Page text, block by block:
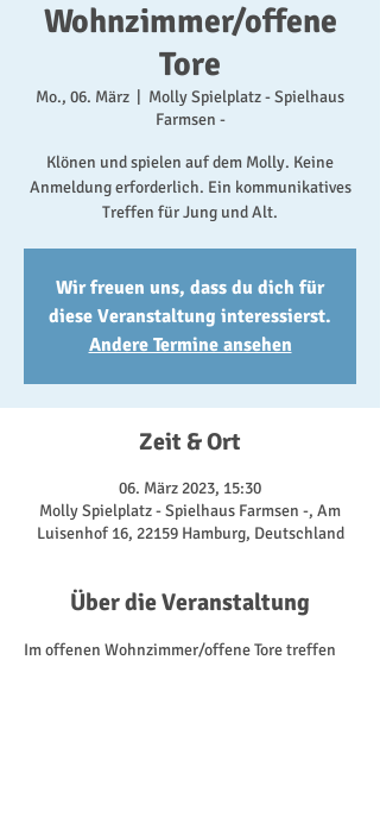
Wohnzimmer/offene
Tore
Mo., 06. März
Molly Spielplatz - Spielhaus
Farmsen -
Klönen und spielen auf dem Molly. Keine
Anmeldung erforderlich. Ein kommunikatives
Treffen für Jung und Alt.
Wir freuen uns, dass du dich für
diese Veranstaltung interessierst.
Andere Termine ansehen
Zeit & Ort
06. März 2023, 15:30
Molly Spielplatz - Spielhaus Farmsen -, Am
Luisenhof 16, 22159 Hamburg, Deutschland
Über die Veranstaltung
Im offenen Wohnzimmer/offene Tore treffen